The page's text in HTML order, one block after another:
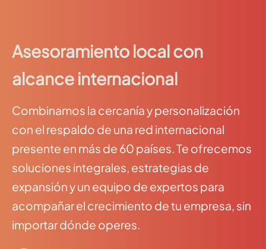
Asesoramiento local con
alcance internacional
Combinamos la cercanía y personalización
con el respaldo de una red internacional
presente en más de 60 países. Te ofrecemos
soluciones integrales, estrategias de
expansión y un equipo de expertos para
acompañar el crecimiento de tu empresa, sin
importar dónde operes.